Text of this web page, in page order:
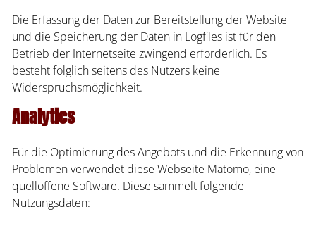
Die Erfassung der Daten zur Bereitstellung der Website
und die Speicherung der Daten in Logfiles ist für den
Betrieb der Internetseite zwingend erforderlich. Es
besteht folglich seitens des Nutzers keine
Widerspruchsmöglichkeit.
Analytics
Für die Optimierung des Angebots und die Erkennung von
Problemen verwendet diese Webseite Matomo, eine
quelloffene Software. Diese sammelt folgende
Nutzungsdaten: